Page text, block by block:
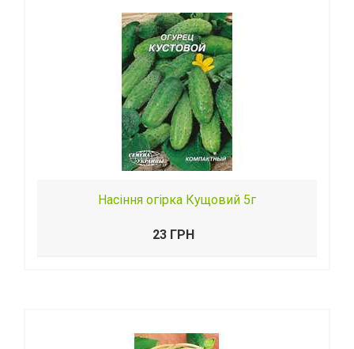
Насіння огірка Кущовий 5г
23 ГРН